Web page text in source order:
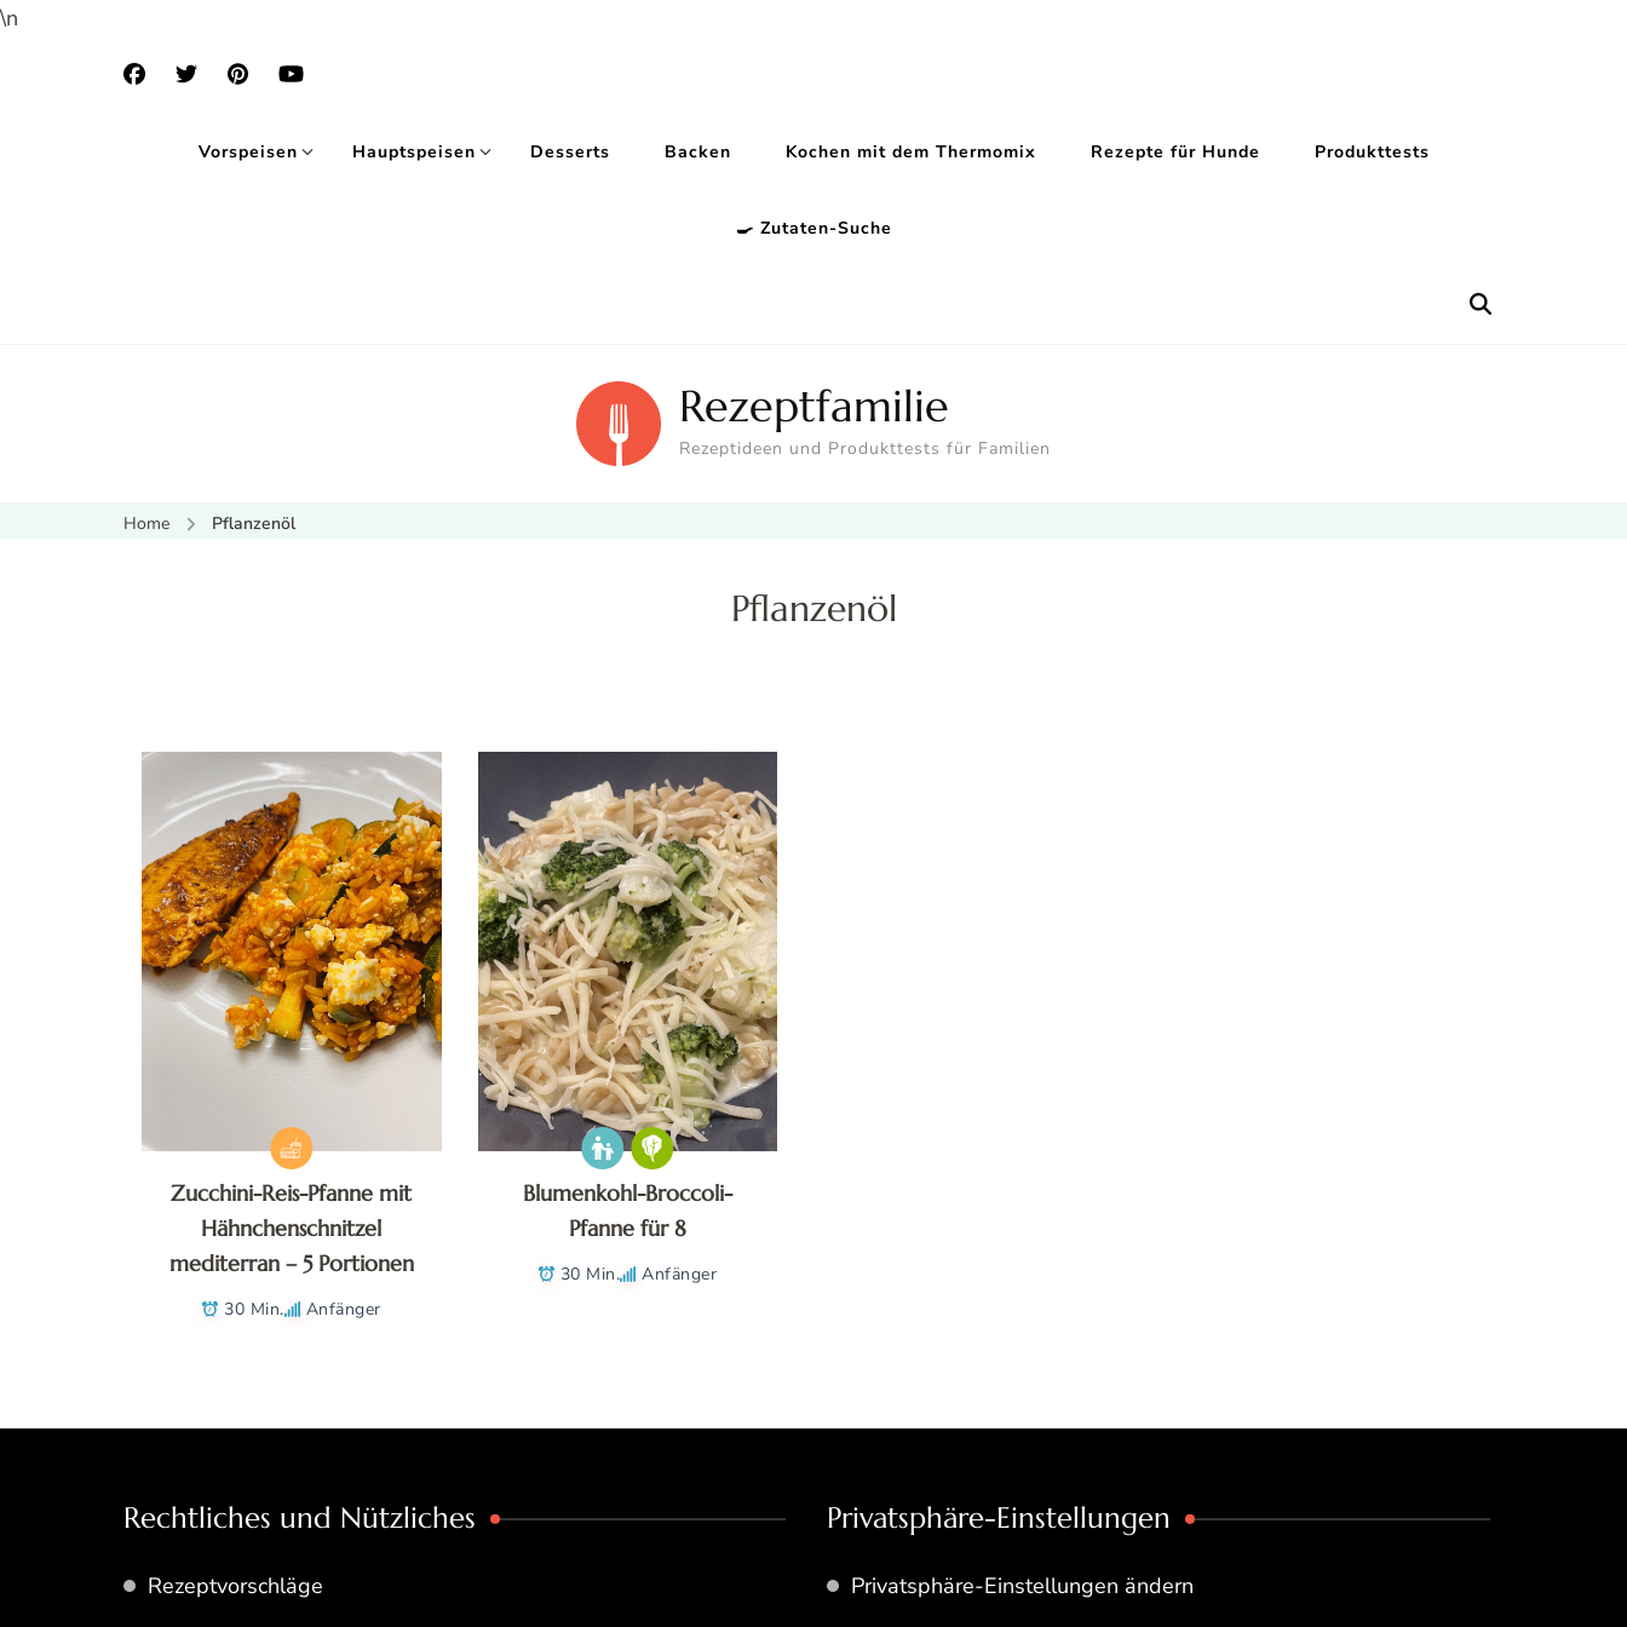
\n
Vorspeisen Hauptspeisen Desserts Backen Kochen mit dem Thermomix Rezepte für Hunde Produkttests
🍳 Zutaten-Suche
Rezeptfamilie
Rezeptideen und Produkttests für Familien
Home Pflanzenöl
Pflanzenöl
Zucchini-Reis-Pfanne mit
Hähnchenschnitzel
mediterran – 5 Portionen
30 Min. Anfänger
Blumenkohl-Broccoli-
Pfanne für 8
30 Min. Anfänger
Rechtliches und Nützliches
Rezeptvorschläge
Privatsphäre-Einstellungen
Privatsphäre-Einstellungen ändern